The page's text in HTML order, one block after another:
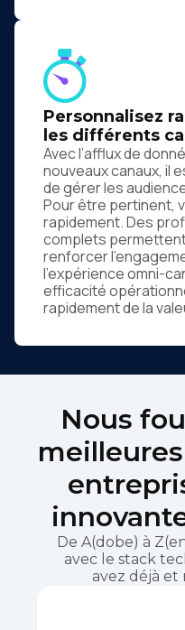
Personnalisez
les différents
Avec l’afflux de
nouveaux canaux, il
de gérer les
Pour être pertinent,
rapidement. Des
complets
renforcer
l’expérience omni-
efficacité
rapidement de la
Nous
De A(dobe) à
avec le stack
avez déjà et